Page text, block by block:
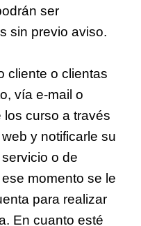
ser
sin previo aviso.
cliente o clientas
vía e-mail o
curso a través
y notificarle su
o de
momento se le
para realizar
En cuanto esté